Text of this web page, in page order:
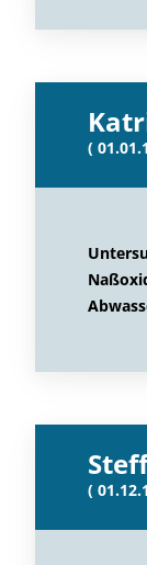
(
(